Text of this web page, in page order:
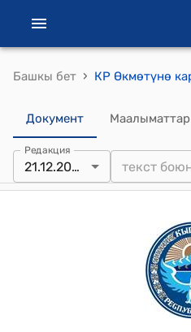
Башкы бет ›
Документ Маалыматтар
Редакция
21.12.2020